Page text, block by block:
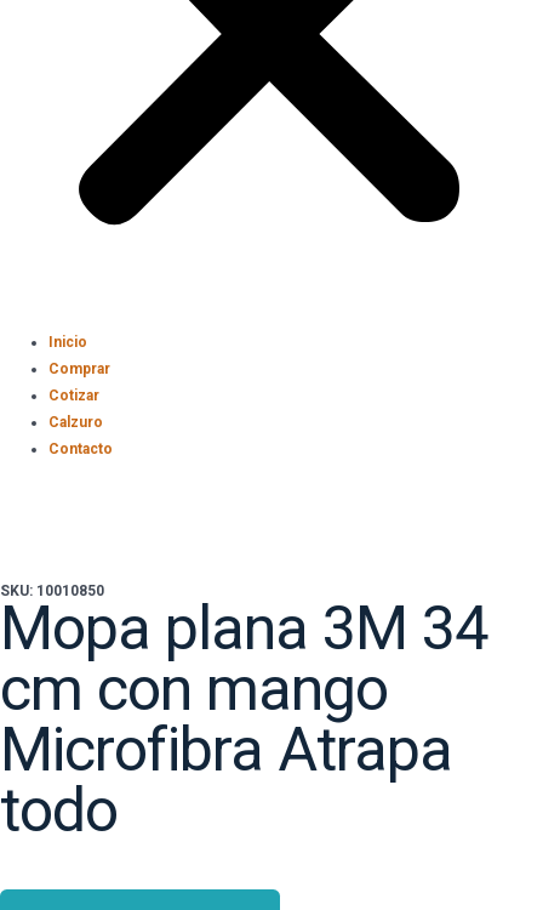
Inicio
Comprar
Cotizar
Calzuro
Contacto
SKU: 10010850
Mopa plana 3M 34
cm con mango
Microfibra Atrapa
todo